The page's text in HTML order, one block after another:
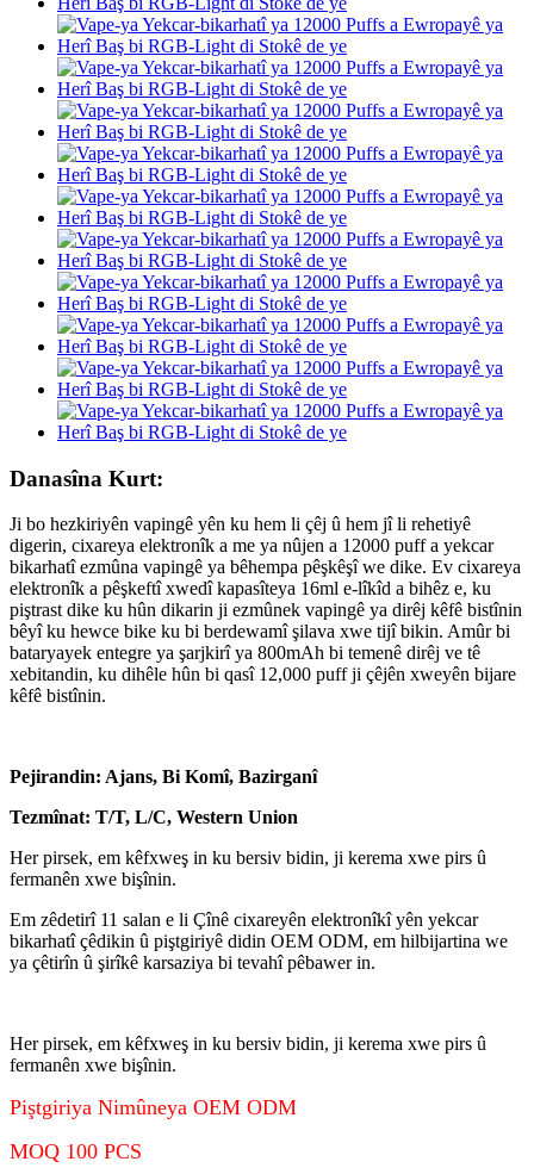
Danasîna Kurt:
Ji bo hezkiriyên vapingê yên ku hem li çêj û hem jî li rehetiyê
digerin, cixareya elektronîk a me ya nûjen a 12000 puff a yekcar
bikarhatî ezmûna vapingê ya bêhempa pêşkêşî we dike. Ev cixareya
elektronîk a pêşkeftî xwedî kapasîteya 16ml e-lîkîd a bihêz e, ku
piştrast dike ku hûn dikarin ji ezmûnek vapingê ya dirêj kêfê bistînin
bêyî ku hewce bike ku bi berdewamî şilava xwe tijî bikin. Amûr bi
bataryayek entegre ya şarjkirî ya 800mAh bi temenê dirêj ve tê
xebitandin, ku dihêle hûn bi qasî 12,000 puff ji çêjên xweyên bijare
kêfê bistînin.
Pejirandin: Ajans, Bi Komî, Bazirganî
Tezmînat: T/T, L/C, Western Union
Her pirsek, em kêfxweş in ku bersiv bidin, ji kerema xwe pirs û
fermanên xwe bişînin.
Em zêdetirî 11 salan e li Çînê cixareyên elektronîkî yên yekcar
bikarhatî çêdikin û piştgiriyê didin OEM ODM, em hilbijartina we
ya çêtirîn û şirîkê karsaziya bi tevahî pêbawer in.
Her pirsek, em kêfxweş in ku bersiv bidin, ji kerema xwe pirs û
fermanên xwe bişînin.
Piştgiriya Nimûneya OEM ODM
MOQ 100 PCS